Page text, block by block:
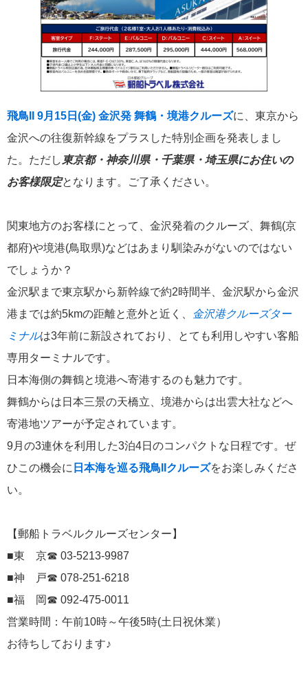
飛鳥II 9月15日(金) 金沢発 舞鶴・境港クルーズに、東京から
金沢への往復新幹線をプラスした特別企画を発表しまし
た。ただし 東京都・神奈川県・千葉県・埼玉県にお住いの
お客様限定となります。ご了承ください。
関東地方のお客様にとって、金沢発着のクルーズ、舞鶴(京
都府)や境港(鳥取県)などはあまり馴染みがないのではない
でしょうか？
金沢駅まで東京駅から新幹線で約2時間半、金沢駅から金沢
港までは約5kmの距離と意外と近く、
金沢港クルーズター
ミナルは3年前に新設されており、とても利用しやすい客船
専用ターミナルです。
日本海側の舞鶴と境港へ寄港するのも魅力です。
舞鶴からは日本三景の天橋立、境港からは出雲大社などへ
寄港地ツアーが予定されています。
9月の3連休を利用した3泊4日のコンパクトな日程です。ぜ
ひこの機会に 日本海を巡る飛鳥IIクルーズをお楽しみくださ
い。
【郵船トラベルクルーズセンター】
■東 京☎ 03-5213-9987
■神 戸☎ 078-251-6218
■福 岡☎ 092-475-0011
営業時間：午前10時～午後5時(土日祝休業）
お待ちしております♪
2026年02月04日
飛鳥II 小山薫堂×飛鳥II～洋上の大人の文化祭～本日発売です
2026年01月30日
飛鳥II シンガポール寄港中です！
カテゴリーリスト
ねずみ君のつぶやき♪
世界一周クルーズ 9
飛鳥II 2018年世界一周クルーズ
にっぽん丸
初夏の日本一周
コースご案内
ぱしふぃっく びいなす 128
プリンセス・クルーズ
現地情報
クリスタル・クルーズ
お知らせ